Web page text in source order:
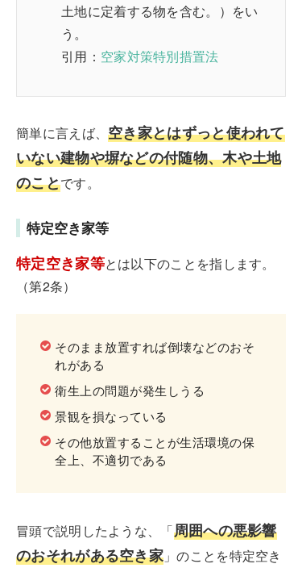
土地に定着する物を含む。）をい
う。
引用： 空家対策特別措置法
簡単に言えば、空き家とはずっと使われて
いない建物や塀などの付随物、木や土地
のことです。
特定空き家等
特定空き家等とは以下のことを指します。
（第2条）
そのまま放置すれば倒壊などのおそ
れがある
衛生上の問題が発生しうる
景観を損なっている
その他放置することが生活環境の保
全上、不適切である
冒頭で説明したような、「周囲への悪影響
のおそれがある空き家 」のことを特定空き